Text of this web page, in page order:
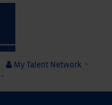
My Talent Network